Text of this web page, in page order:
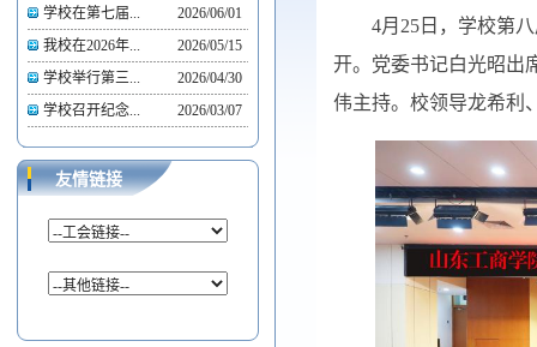
学校在第七届...
2026/06/01
我校在2026年...
2026/05/15
学校举行第三...
2026/04/30
学校召开纪念...
2026/03/07
友情链接
4月25日，学校第
开。党委书记白光昭出
伟主持。校领导龙希利